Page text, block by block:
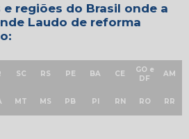
regiões do Brasil onde a
Laudo de reforma
SC RS PE BA CE
GO e
DF
AM
MT MS PB PI RN RO RR